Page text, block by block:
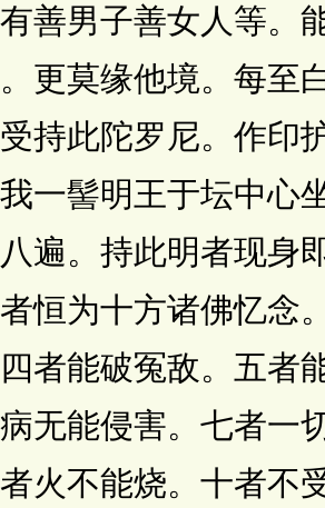
善男子善女人等。
更莫缘他境。每至
持此陀罗尼。作印
一髻明王于坛中心
遍。持此明者现身
恒为十方诸佛忆念
者能破冤敌。五者
无能侵害。七者一
火不能烧。十者不